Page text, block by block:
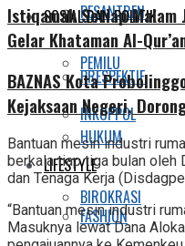
PESANTREN
PEMILU
INKOPPOL
LIFESTYLE
FASHION
SOSIAL DAN POLITIK
PRESPEKTIF
HUKUM
BIROKRASI
Istiqamah Setiap Malam
Gelar Khataman Al-
BAZNAS Kota
Kejaksaan Negeri,
Bantuan mesin industri
berkala tiap tiga bulan oleh
dan Tenaga Kerja
“Bantuan mesin industri
Masuknya lewat Dana